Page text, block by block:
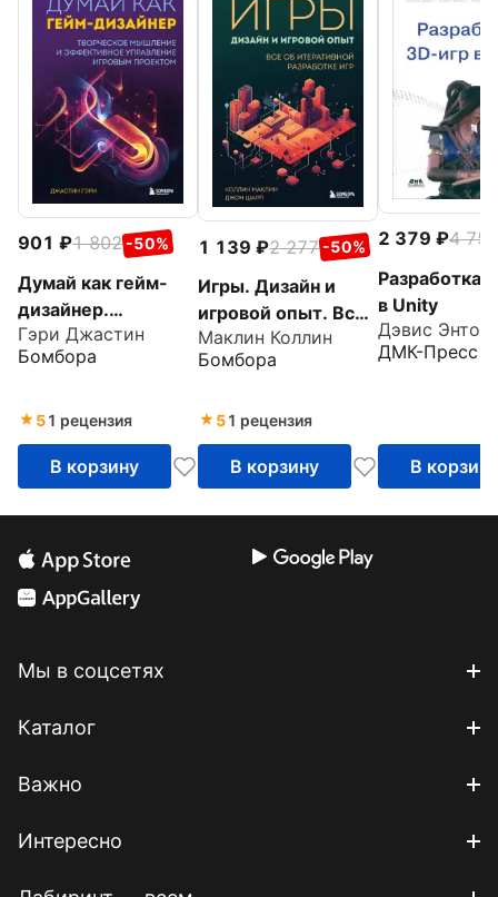
901 1 802 -50%
Думай как гейм-
дизайнер.
Творческое
мышление и
управление
игровым проектом
Гэри Джастин
Бомбора
51 рецензия
В корзину
1 139 2 277 -50%
Игры. Дизайн и
игровой опыт. Все
об итеративной
разработке игр
Маклин Коллин
Бомбора
51 рецензия
В корзину
2 379
4 757
Разработка
в Unity
Дэвис
ДМК-Пресс
В корзину
Мы в соцсетях
Каталог
Важно
Интересно